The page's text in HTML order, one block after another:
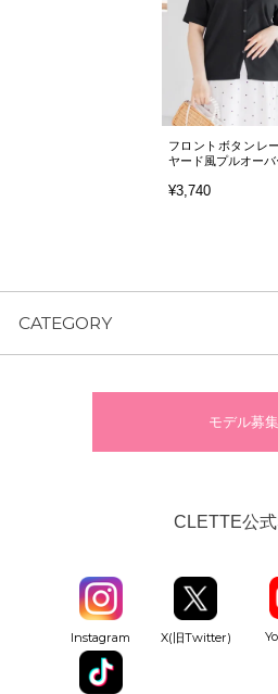
フロントボタンレ
ヤード風プルオーバ
¥3,740
CATEGORY
モデル募集
CLETTE公
Instagram X(旧Twitter)